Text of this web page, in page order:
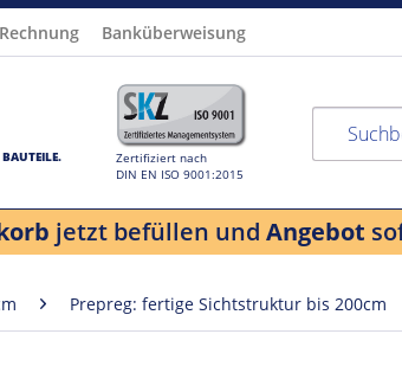
Banküberweisung
Zertifiziert nach
DIN EN ISO 9001:2015
jetzt befüllen und Angebot
Prepreg: fertige Sichtstruktur bis 200cm